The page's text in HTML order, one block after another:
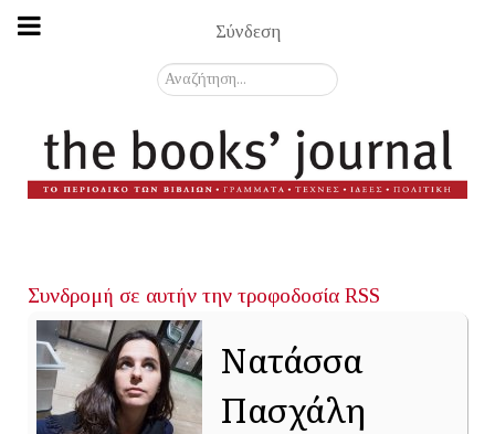
Σύνδεση
Αναζήτηση...
Συνδρομή σε αυτήν την τροφοδοσία RSS
Νατάσσα
Πασχάλη